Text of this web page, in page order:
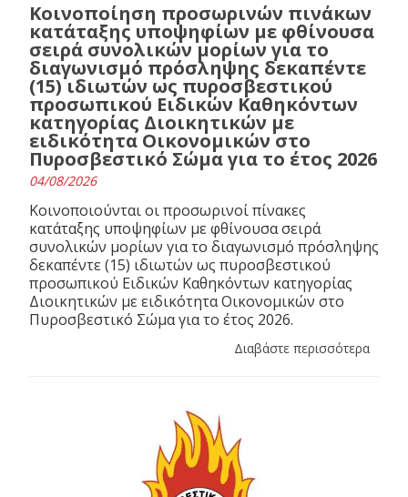
Κοινοποίηση προσωρινών πινάκων
κατάταξης υποψηφίων με φθίνουσα
σειρά συνολικών μορίων για το
διαγωνισμό πρόσληψης δεκαπέντε
(15) ιδιωτών ως πυροσβεστικού
προσωπικού Ειδικών Καθηκόντων
κατηγορίας Διοικητικών με
ειδικότητα Οικονομικών στο
Πυροσβεστικό Σώμα για το έτος 2026
04/08/2026
Κοινοποιούνται οι προσωρινοί πίνακες
κατάταξης υποψηφίων με φθίνουσα σειρά
συνολικών μορίων για το διαγωνισμό πρόσληψης
δεκαπέντε (15) ιδιωτών ως πυροσβεστικού
προσωπικού Ειδικών Καθηκόντων κατηγορίας
Διοικητικών με ειδικότητα Οικονομικών στο
Πυροσβεστικό Σώμα για το έτος 2026.
Διαβάστε περισσότερα